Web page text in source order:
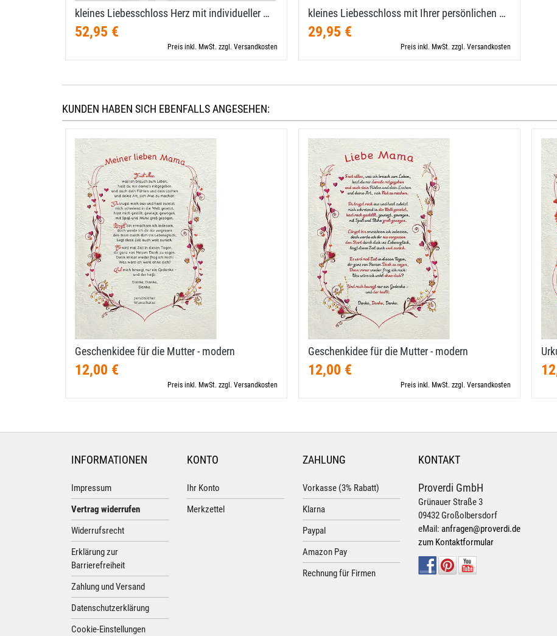
kleines Liebesschloss Herz mit individueller …
52,95 €
Preis inkl. MwSt. zzgl. Versandkosten
kleines Liebesschloss mit Ihrer persönlichen …
29,95 €
Preis inkl. MwSt. zzgl. Versandkosten
KUNDEN HABEN SICH EBENFALLS ANGESEHEN:
Geschenkidee für die Mutter - modern
12,00 €
Preis inkl. MwSt. zzgl. Versandkosten
Geschenkidee für die Mutter - modern
12,00 €
Preis inkl. MwSt. zzgl. Versandkosten
INFORMATIONEN
Impressum
Vertrag widerrufen
Widerrufsrecht
Erklärung zur
Barrierefreiheit
Zahlung und Versand
Datenschutzerklärung
Cookie-Einstellungen
KONTO
Ihr Konto
Merkzettel
ZAHLUNG
Vorkasse (3% Rabatt)
Klarna
Paypal
Amazon Pay
Rechnung für Firmen
KONTAKT
Proverdi GmbH
Grünauer Straße 3
09432 Großolbersdorf
eMail: anfragen@proverdi.de
zum Kontaktformular